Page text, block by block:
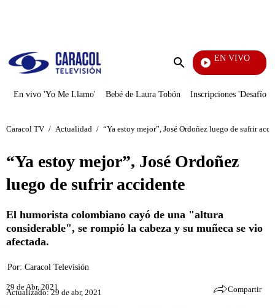
Enviar
EN VIVO
También Caerás
En vivo 'Yo Me Llamo' Bebé de Laura Tobón Inscripciones 'Desafío'
Caracol TV / Actualidad / “Ya estoy mejor”, José Ordoñez luego de sufrir
“Ya estoy mejor”, José Ordoñez
luego de sufrir accidente
El humorista colombiano cayó de una "altura
considerable", se rompió la cabeza y su muñeca se vio
afectada.
Por: Caracol Televisión
29 de Abr, 2021
Actualizado: 29 de abr, 2021 Compartir